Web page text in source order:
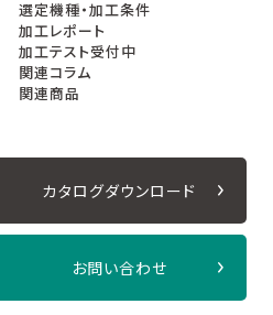
選定機種・加工条件
加工レポート
加工テスト受付中
関連コラム
関連商品
カタログダウンロード
お問い合わせ